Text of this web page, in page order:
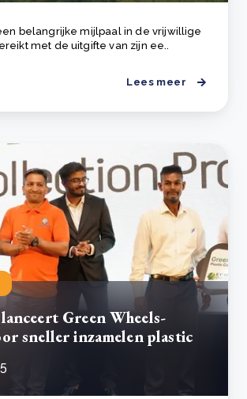
belangrijke mijlpaal in de vrijwillige
met de uitgifte van zijn ee..
Lees meer
Green Wheels-
sneller inzamelen plastic